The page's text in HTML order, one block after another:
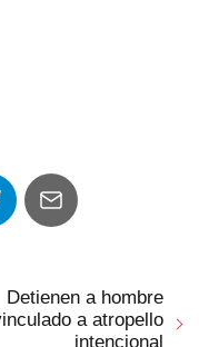
Detienen a hombre
a atropello
intencional